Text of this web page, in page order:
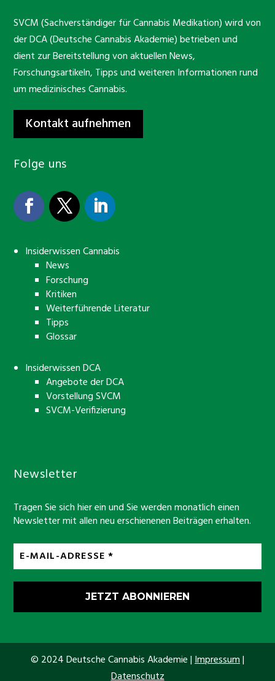
SVCM (Sachverständiger für Cannabis Medikation) wird von
der DCA (Deutsche Cannabis Akademie) betrieben und
dient zur Bereitstellung von aktuellen News,
Forschungsartikeln, Tipps und weiteren Informationen rund
um medizinisches Cannabis.
Kontakt aufnehmen
Folge uns
Insiderwissen Cannabis
News
Forschung
Kritiken
Weiterführende Literatur
Tipps
Glossar
Insiderwissen DCA
Angebote der DCA
Vorstellung SVCM
SVCM-Verifizierung
Newsletter
Tragen Sie sich hier ein und Sie werden monatlich einen
Newsletter mit allen neu erschienenen Beiträgen erhalten.
© 2024 Deutsche Cannabis Akademie |Impressum|
Datenschutz